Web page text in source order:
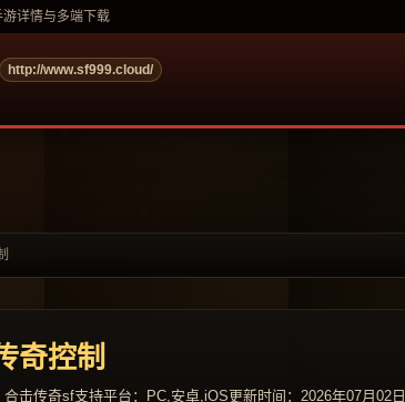
详情与多端下载
http://www.sf999.cloud/
奇控制
合击传奇sf支持平台：PC,安卓,iOS更新时间：2026年07月02日